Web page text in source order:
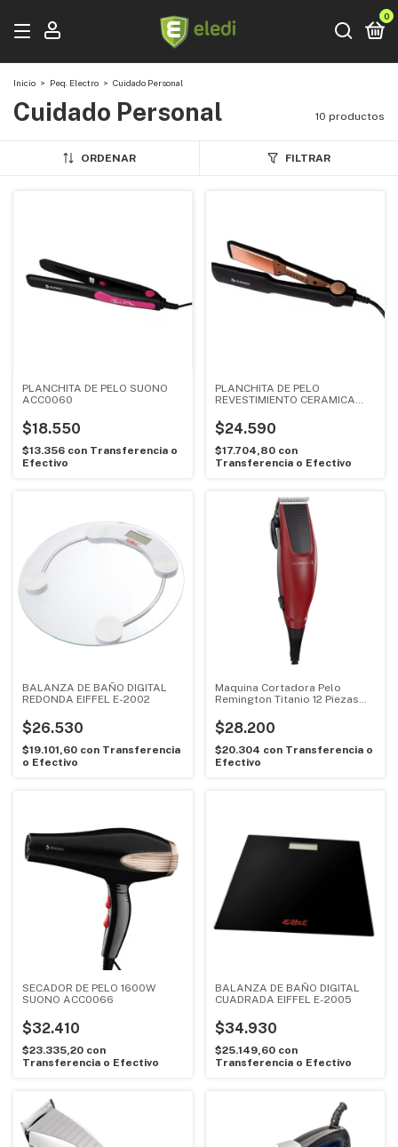
0
Inicio > Peq. Electro > Cuidado Personal
Cuidado Personal 10 productos
ORDENAR FILTRAR
PLANCHITA DE PELO SUONO
ACC0060
$18.550
$13.356 con Transferencia o
Efectivo
PLANCHITA DE PELO
REVESTIMIENTO CERAMICA
$24.590
$17.704,80 con
Transferencia o Efectivo
BALANZA DE BAÑO DIGITAL
REDONDA EIFFEL E-2002
$26.530
$19.101,60 con Transferencia
o Efectivo
Maquina Cortadora Pelo
Remington Titanio 12 Piezas
$28.200
$20.304 con Transferencia o
Efectivo
SECADOR DE PELO 1600W
SUONO ACC0066
$32.410
$23.335,20 con
Transferencia o Efectivo
BALANZA DE BAÑO DIGITAL
CUADRADA EIFFEL E-2005
$34.930
$25.149,60 con
Transferencia o Efectivo